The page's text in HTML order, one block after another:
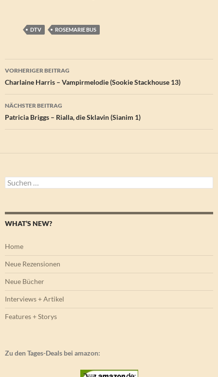
DTV ROSEMARIE BUS
Beitragsnavigation
VORHERIGER BEITRAG
Charlaine Harris – Vampirmelodie (Sookie Stackhouse 13)
NÄCHSTER BEITRAG
Patricia Briggs – Rialla, die Sklavin (Sianim 1)
Suchen
nach:
WHAT’S NEW?
Home
Neue Rezensionen
Neue Bücher
Interviews + Artikel
Features + Storys
Zu den Tages-Deals bei amazon: